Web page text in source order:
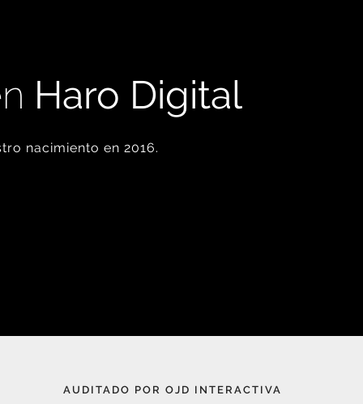
Haro Digital
nacimiento en 2016.
AUDITADO POR OJD INTERACTIVA